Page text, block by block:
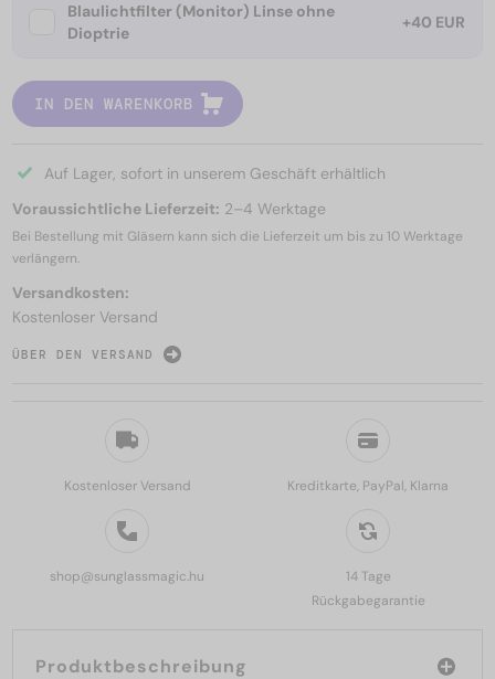
Kostenloser Versand Kreditkarte, PayPal, Klarna
shop@sunglassmagic.hu
14 Tage
Rückgabegarantie
Produktbeschreibung
Blaulichtfilter (Monitor) Linse ohne
Dioptrie
+40 EUR
IN DEN WARENKORB
Auf Lager, sofort in unserem Geschäft erhältlich
Voraussichtliche Lieferzeit: 2–4 Werktage
Bei Bestellung mit Gläsern kann sich die Lieferzeit um bis zu 10 Werktage
verlängern.
Versandkosten:
Kostenloser Versand
ÜBER DEN VERSAND